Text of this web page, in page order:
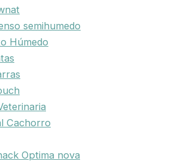
semihumedo
Húmedo
Cachorro
Optima nova